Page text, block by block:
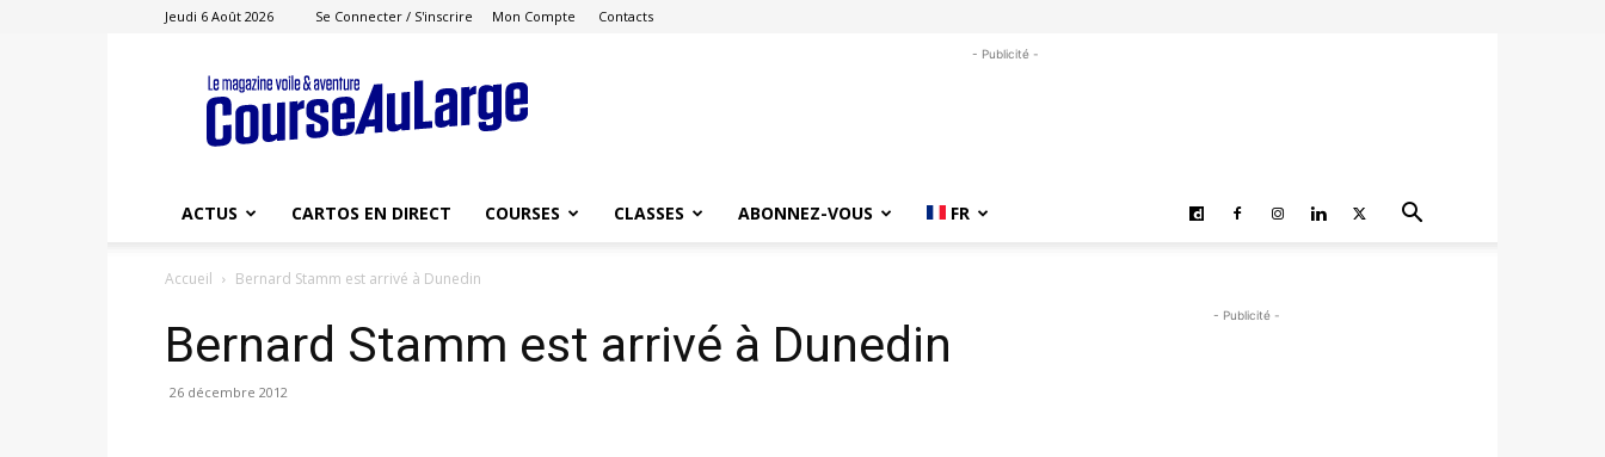
Jeudi 6 Août 2026 Se Connecter / S'inscrire Mon Compte Contacts
Course
au
Large
- Publicité -
ACTUS CARTOS EN DIRECT COURSES CLASSES ABONNEZ-VOUS FR
Accueil Bernard Stamm est arrivé à Dunedin
Bernard Stamm est arrivé à Dunedin
26 décembre 2012
- Publicité -